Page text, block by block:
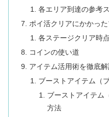
各エリア到達の参考
ポイ活クリアにかかっ
各ステージクリア時
コインの使い道
アイテム活用術を徹底解
ブーストアイテム（
ブーストアイテム
方法